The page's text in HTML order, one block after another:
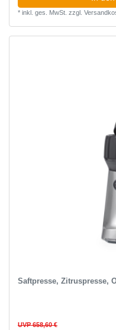
* inkl. ges. MwSt. zzgl.
Saftpresse, Zitruspresse,
UVP 658,60 €